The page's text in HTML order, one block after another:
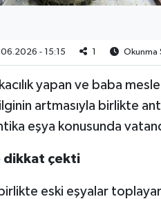
- 15:15 Okunma
yapan ve baba
artmasıyla birlikte
eşya konusunda
dikkat çekti
eski eşyalar